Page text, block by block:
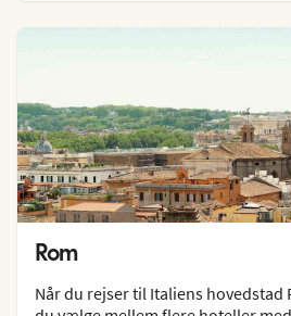
Rom
Når du rejser til Italiens hovedstad